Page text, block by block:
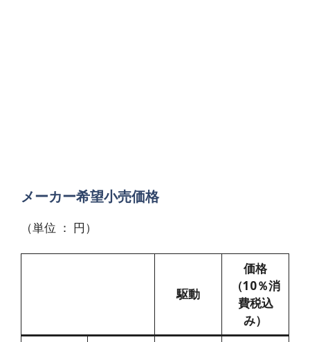
メーカー希望小売価格
（単位 ： 円）
駆動
価格
（10％消
費税込
み）